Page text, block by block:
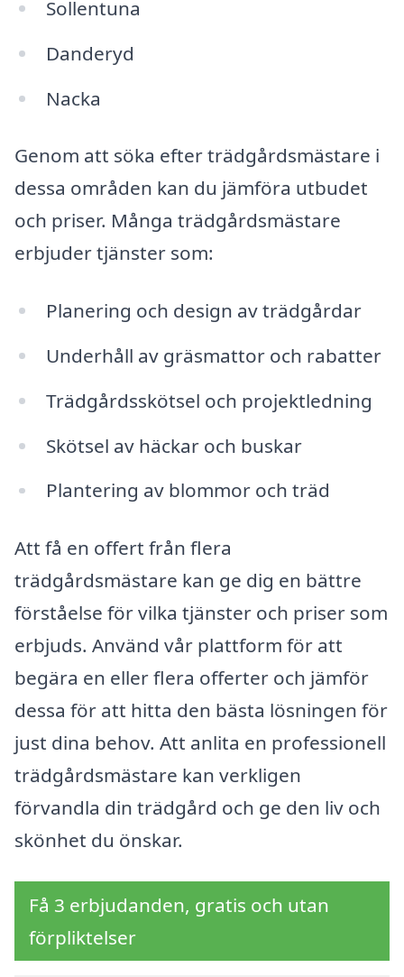
Sollentuna
Danderyd
Nacka
Genom att söka efter trädgårdsmästare i
dessa områden kan du jämföra utbudet
och priser. Många trädgårdsmästare
erbjuder tjänster som:
Planering och design av trädgårdar
Underhåll av gräsmattor och rabatter
Trädgårdsskötsel och projektledning
Skötsel av häckar och buskar
Plantering av blommor och träd
Att få en offert från flera
trädgårdsmästare kan ge dig en bättre
förståelse för vilka tjänster och priser som
erbjuds. Använd vår plattform för att
begära en eller flera offerter och jämför
dessa för att hitta den bästa lösningen för
just dina behov. Att anlita en professionell
trädgårdsmästare kan verkligen
förvandla din trädgård och ge den liv och
skönhet du önskar.
Få 3 erbjudanden, gratis och utan
förpliktelser